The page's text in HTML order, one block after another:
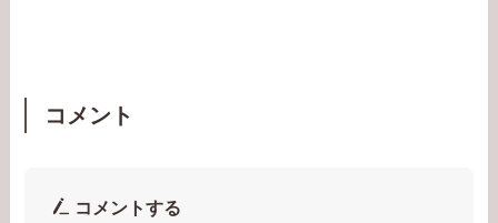
コメント
コメントする